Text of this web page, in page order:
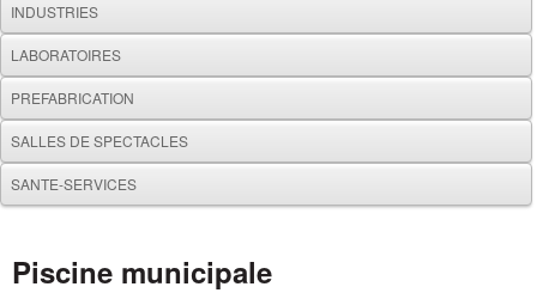
INDUSTRIES
LABORATOIRES
PREFABRICATION
SALLES DE SPECTACLES
SANTE-SERVICES
Piscine municipale